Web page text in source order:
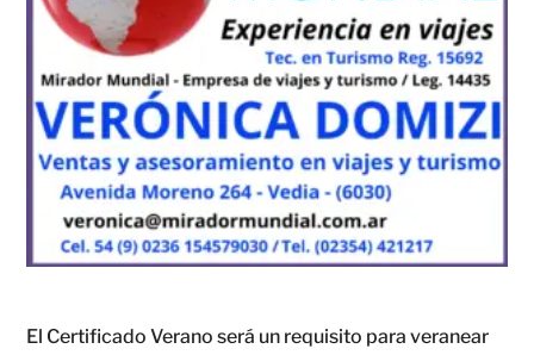
El Certificado Verano será un requisito para veranear